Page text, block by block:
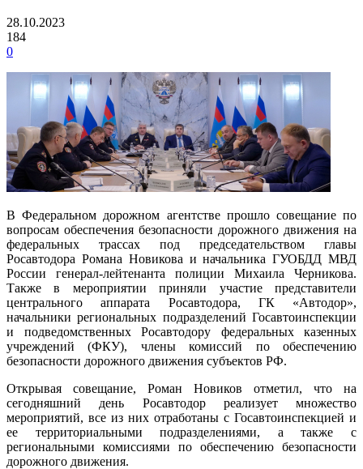
28.10.2023
184
0
В Федеральном дорожном агентстве прошло совещание по
вопросам обеспечения безопасности дорожного движения на
федеральных трассах под председательством главы
Росавтодора Романа Новикова и начальника ГУОБДД МВД
России генерал-лейтенанта полиции Михаила Черникова.
Также в мероприятии приняли участие представители
центрального аппарата Росавтодора, ГК «Автодор»,
начальники региональных подразделений Госавтоинспекции
и подведомственных Росавтодору федеральных казенных
учреждений (ФКУ), члены комиссий по обеспечению
безопасности дорожного движения субъектов РФ.
Открывая совещание, Роман Новиков отметил, что на
сегодняшний день Росавтодор реализует множество
мероприятий, все из них отработаны с Госавтоинспекцией и
ее территориальными подразделениями, а также с
региональными комиссиями по обеспечению безопасности
дорожного движения.